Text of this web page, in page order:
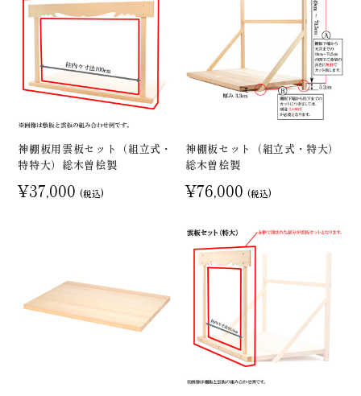
神棚板用雲板セット（組立式・
特特大）総木曽桧製
¥37,000 (税込)
神棚板セット（組立式・特大）
総木曽桧製
¥76,000 (税込)